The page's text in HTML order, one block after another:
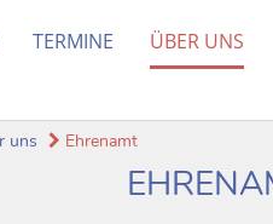
TERMINE ÜBER UNS
uns Ehrenamt